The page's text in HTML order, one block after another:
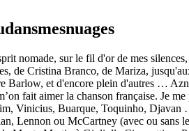
nomade, sur le fil d'or de mes
de Cristina Branco, de Mariza,
Barlow, et d'encore plein d'autres …
fait aimer la chanson française. Je
Vinicius, Buarque, Toquinho, Djavan
Lennon ou McCartney (avec ou sans